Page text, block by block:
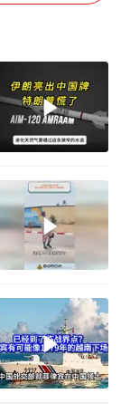
成黑猫
队
感觉不准
总书记点赞的非遗苗绣焕发新生机